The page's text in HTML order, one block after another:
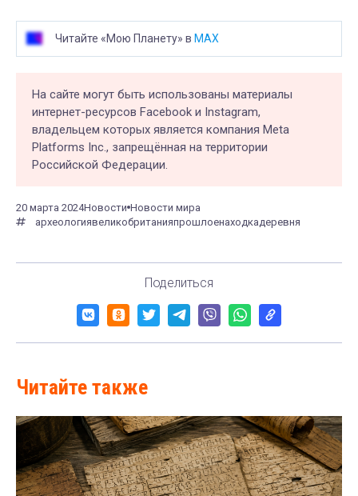
Читайте «Мою Планету» в MAX
На сайте могут быть использованы материалы
интернет-ресурсов Facebook и Instagram,
владельцем которых является компания Meta
Platforms Inc., запрещённая на территории
Российской Федерации.
20 марта 2024Новости Новости мира
археологиявеликобританияпрошлоенаходкадеревня
Поделиться
Читайте также